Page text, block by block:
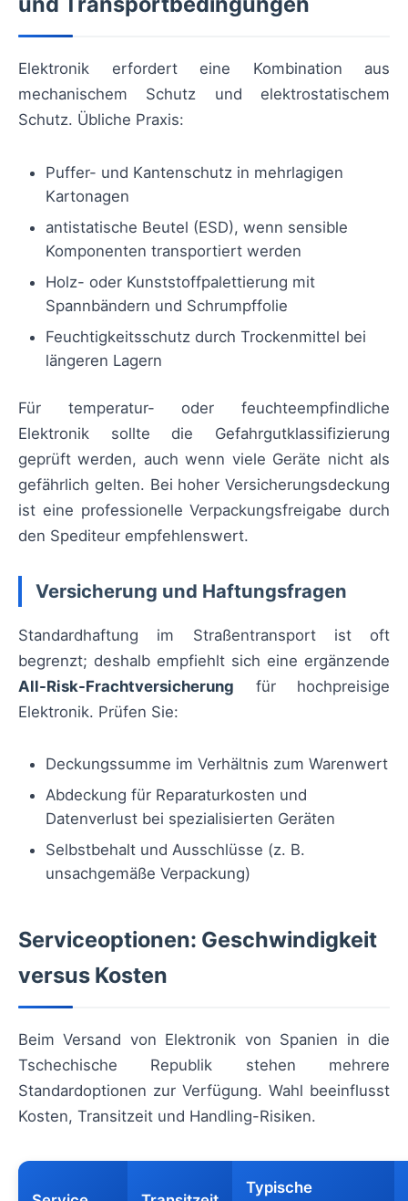
Elektronik erfordert eine Kombination aus
mechanischem Schutz und elektrostatischem
Schutz. Übliche Praxis:
Puffer- und Kantenschutz in mehrlagigen
Kartonagen
antistatische Beutel (ESD), wenn sensible
Komponenten transportiert werden
Holz- oder Kunststoffpalettierung mit
Spannbändern und Schrumpffolie
Feuchtigkeitsschutz durch Trockenmittel bei
längeren Lagern
Für temperatur- oder feuchteempfindliche
Elektronik sollte die Gefahrgutklassifizierung
geprüft werden, auch wenn viele Geräte nicht als
gefährlich gelten. Bei hoher Versicherungsdeckung
ist eine professionelle Verpackungsfreigabe durch
den Spediteur empfehlenswert.
Versicherung und Haftungsfragen
Standardhaftung im Straßentransport ist oft
begrenzt; deshalb empfiehlt sich eine ergänzende
All-Risk-Frachtversicherung für hochpreisige
Elektronik. Prüfen Sie:
Deckungssumme im Verhältnis zum Warenwert
Abdeckung für Reparaturkosten und
Datenverlust bei spezialisierten Geräten
Selbstbehalt und Ausschlüsse (z. B.
unsachgemäße Verpackung)
Serviceoptionen: Geschwindigkeit
versus Kosten
Beim Versand von Elektronik von Spanien in die
Tschechische Republik stehen mehrere
Standardoptionen zur Verfügung. Wahl beeinflusst
Kosten, Transitzeit und Handling-Risiken.
Typische